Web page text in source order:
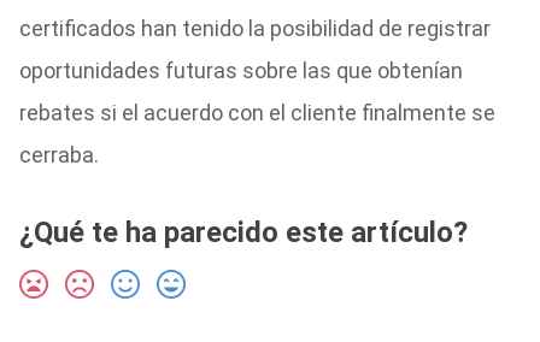
certificados han tenido la posibilidad de registrar
oportunidades futuras sobre las que obtenían
rebates si el acuerdo con el cliente finalmente se
cerraba.
¿Qué te ha parecido este artículo?